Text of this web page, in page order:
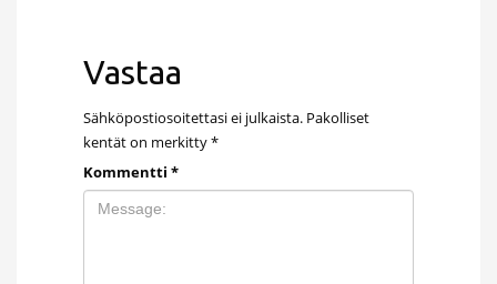
Vastaa
Sähköpostiosoitettasi ei julkaista. Pakolliset
kentät on merkitty*
Kommentti *